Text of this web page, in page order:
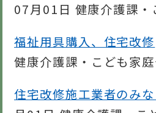
07月01日 健康介護課
福祉用具購入、住宅改修
健康介護課・こども家
住宅改修施工業者のみ